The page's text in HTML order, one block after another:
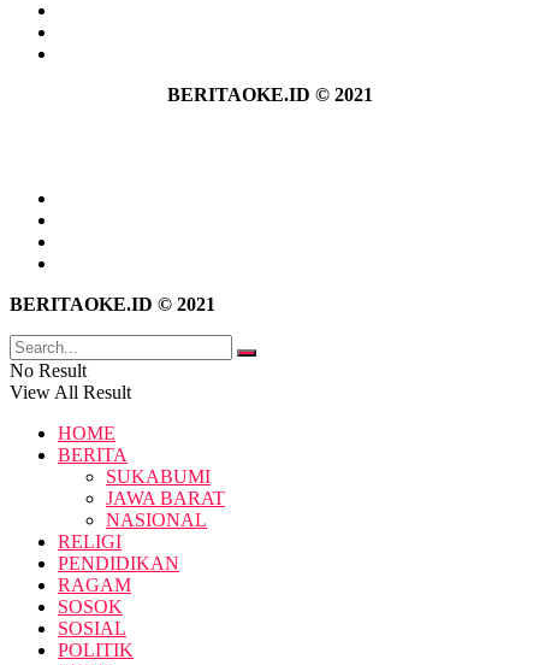
BERITAOKE.ID © 2021
BERITAOKE.ID © 2021
No Result
View All Result
HOME
BERITA
SUKABUMI
JAWA BARAT
NASIONAL
RELIGI
PENDIDIKAN
RAGAM
SOSOK
SOSIAL
POLITIK